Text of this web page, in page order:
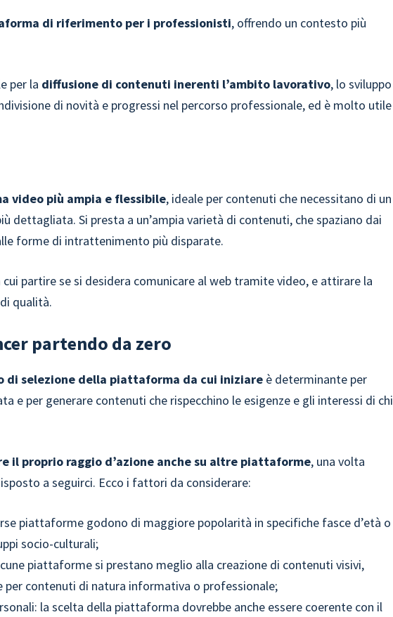
di riferimento per i professionisti, offrendo un contesto più
per la diffusione di contenuti inerenti l’ambito lavorativo, lo sviluppo
di novità e progressi nel percorso professionale, ed è molto utile
video più ampia e flessibile, ideale per contenuti che necessitano di un
dettagliata. Si presta a un’ampia varietà di contenuti, che spaziano dai
forme di intrattenimento più disparate.
partire se si desidera comunicare al web tramite video, e attirare la
qualità.
partendo da zero
di selezione della piattaforma da cui iniziare è determinante per
e per generare contenuti che rispecchino le esigenze e gli interessi di chi
il proprio raggio d’azione anche su altre piattaforme, una volta
a seguirci. Ecco i fattori da considerare:
piattaforme godono di maggiore popolarità in specifiche fasce d’età o
socio-culturali;
piattaforme si prestano meglio alla creazione di contenuti visivi,
per contenuti di natura informativa o professionale;
la scelta della piattaforma dovrebbe anche essere coerente con il